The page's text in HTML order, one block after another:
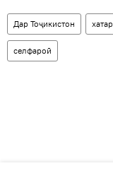
Дар Тоҷикистон хатар
селфароӣ